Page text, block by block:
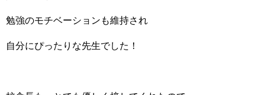
勉強のモチベーションも維持され
自分にぴったりな先生でした！